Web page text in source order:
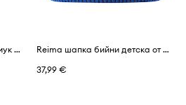
Reima шапка за деца от памук Ylos
Reima шапка бийни детска от мериносова вълна Reissari
37,99 €